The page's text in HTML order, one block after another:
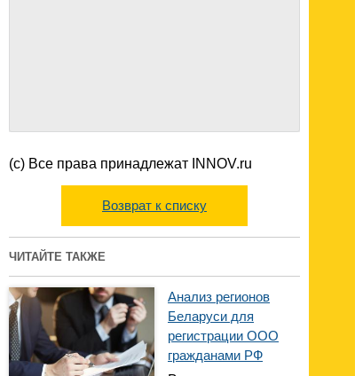
(с) Все права принадлежат INNOV.ru
Возврат к списку
ЧИТАЙТЕ ТАКЖЕ
Анализ регионов
Беларуси для
регистрации ООО
гражданами РФ